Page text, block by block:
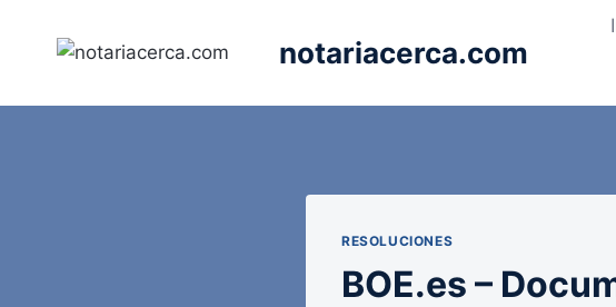
notariacerca.com
RESOLUCIONES
BOE.es –